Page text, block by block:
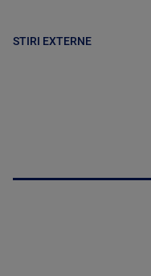
STIRI EXTERNE